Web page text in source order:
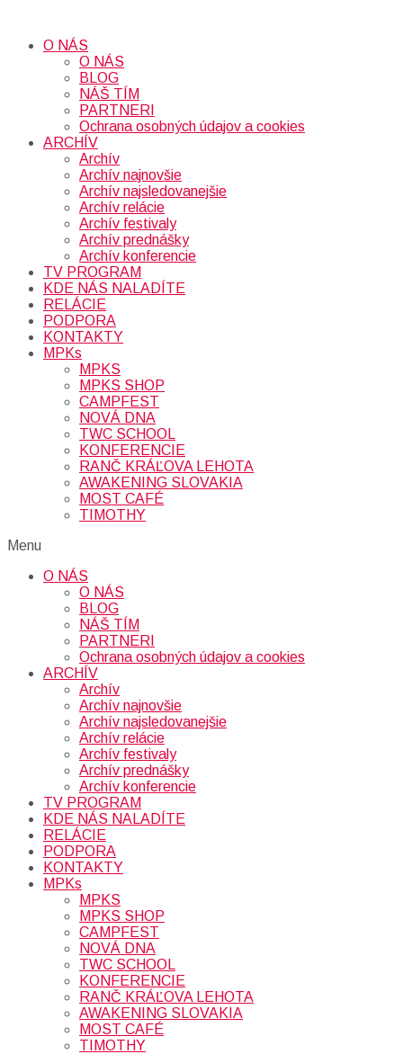
O NÁS
O NÁS
BLOG
NÁŠ TÍM
PARTNERI
Ochrana osobných údajov a cookies
ARCHÍV
Archív
Archív najnovšie
Archív najsledovanejšie
Archív relácie
Archív festivaly
Archív prednášky
Archív konferencie
TV PROGRAM
KDE NÁS NALADÍTE
RELÁCIE
PODPORA
KONTAKTY
MPKs
MPKS
MPKS SHOP
CAMPFEST
NOVÁ DNA
TWC SCHOOL
KONFERENCIE
RANČ KRÁĽOVA LEHOTA
AWAKENING SLOVAKIA
MOST CAFÉ
TIMOTHY
Menu
O NÁS
O NÁS
BLOG
NÁŠ TÍM
PARTNERI
Ochrana osobných údajov a cookies
ARCHÍV
Archív
Archív najnovšie
Archív najsledovanejšie
Archív relácie
Archív festivaly
Archív prednášky
Archív konferencie
TV PROGRAM
KDE NÁS NALADÍTE
RELÁCIE
PODPORA
KONTAKTY
MPKs
MPKS
MPKS SHOP
CAMPFEST
NOVÁ DNA
TWC SCHOOL
KONFERENCIE
RANČ KRÁĽOVA LEHOTA
AWAKENING SLOVAKIA
MOST CAFÉ
TIMOTHY